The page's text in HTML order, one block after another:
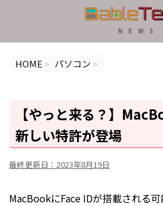
N E W S
HOME > パソコン >
【やっと来る？】
新しい特許が登場
最終更新日： 2023年8月19日
MacBookにFace IDが搭載される